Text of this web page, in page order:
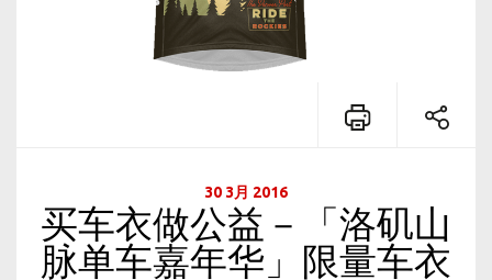
30 3月 2016
买车衣做公益－「洛矶山
脉单车嘉年华」限量车衣